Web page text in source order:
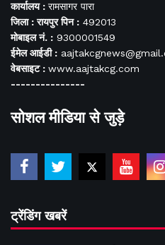
कार्यालय : रामसागर पारा
जिला : रायपुर पिन : 492013
मोबाइल नं. : 9300001549
ईमेल आईडी :
वेबसाइट : www.aajtakcg.com
---------------
सोशल मीडिया से जुड़े
ट्रेंडिंग खबरें